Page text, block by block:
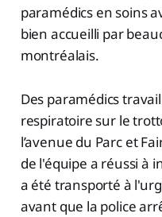
paramédics en soins
bien accueilli par
montréalais.
Des paramédics
respiratoire sur le
l’avenue du Parc et
de l'équipe a réussi à
a été transporté à
avant que la police